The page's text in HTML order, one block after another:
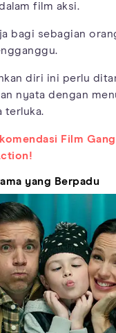
film aksi.
bagi sebagian
diri ini perlu
nyata dengan
terluka.
Film
yang Berpadu